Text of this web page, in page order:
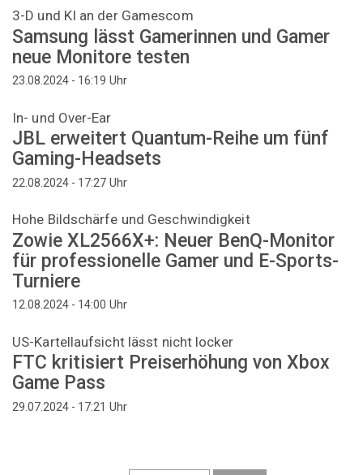
3-D und KI an der Gamescom
Samsung lässt Gamerinnen und Gamer
neue Monitore testen
23.08.2024 - 16:19 Uhr
In- und Over-Ear
JBL erweitert Quantum-Reihe um fünf
Gaming-Headsets
22.08.2024 - 17:27 Uhr
Hohe Bildschärfe und Geschwindigkeit
Zowie XL2566X+: Neuer BenQ-Monitor
für professionelle Gamer und E-Sports-
Turniere
12.08.2024 - 14:00 Uhr
US-Kartellaufsicht lässt nicht locker
FTC kritisiert Preiserhöhung von Xbox
Game Pass
29.07.2024 - 17:21 Uhr